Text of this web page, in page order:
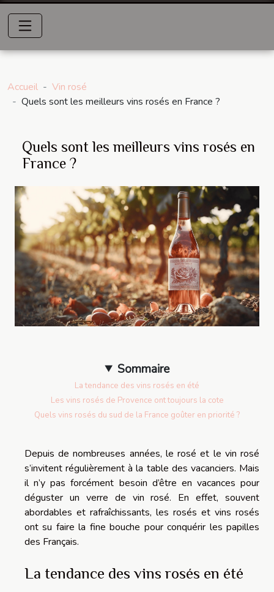
Accueil
Vin rosé
Quels sont les meilleurs vins rosés en France ?
Quels sont les meilleurs vins rosés en
France ?
Sommaire
La tendance des vins rosés en été
Les vins rosés de Provence ont toujours la cote
Quels vins rosés du sud de la France goûter en priorité ?
Depuis de nombreuses années, le rosé et le vin rosé
s’invitent régulièrement à la table des vacanciers. Mais
il n’y pas forcément besoin d’être en vacances pour
déguster un verre de vin rosé. Eneffet, souvent
abordables et rafraîchissants, les rosés et vins rosés
ont su faire la fine bouche pour conquérir les papilles
des Français.
La tendance des vins rosés en été